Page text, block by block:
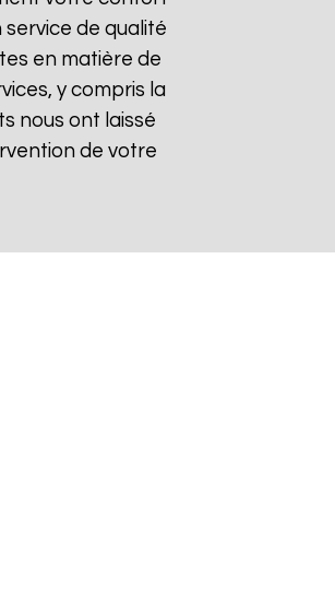
de qualité
en matière de
y compris la
nous ont laissé
de votre